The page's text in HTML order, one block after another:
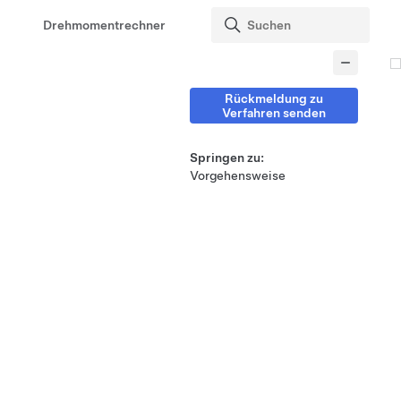
Drehmomentrechner
Rückmeldung zu
Verfahren senden
Springen zu:
Vorgehensweise